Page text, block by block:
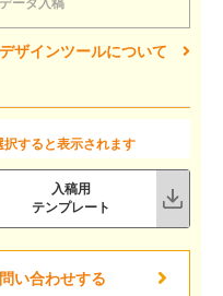
ータ入稿
デザインツールについて
すると表示されます
入稿用
テンプレート
い合わせする